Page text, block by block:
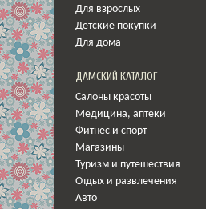
Для взрослых
Детские покупки
Для дома
ДАМСКИЙ КАТАЛОГ
Салоны красоты
Медицина, аптеки
Фитнес и спорт
Магазины
Туризм и путешествия
Отдых и развлечения
Авто